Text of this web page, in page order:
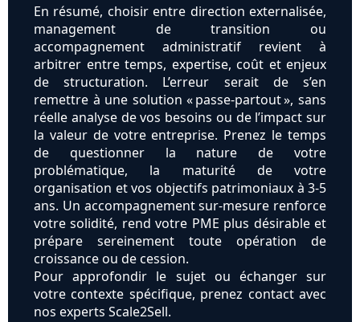
En résumé, choisir entre direction externalisée,
management de transition ou
accompagnement administratif revient à
arbitrer entre temps, expertise, coût et enjeux
de structuration. L’erreur serait de s’en
remettre à une solution « passe-partout », sans
réelle analyse de vos besoins ou de l’impact sur
la valeur de votre entreprise. Prenez le temps
de questionner la nature de votre
problématique, la maturité de votre
organisation et vos objectifs patrimoniaux à 3-5
ans. Un accompagnement sur-mesure renforce
votre solidité, rend votre PME plus désirable et
prépare sereinement toute opération de
croissance ou de cession.
Pour approfondir le sujet ou échanger sur
votre contexte spécifique, prenez contact avec
nos experts Scale2Sell.